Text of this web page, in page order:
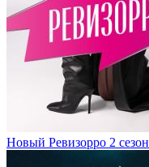
Новый Ревизорро 2 сезон